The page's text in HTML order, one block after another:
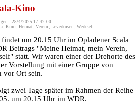
Kino
· 28/4/2025 17:42:00
, Kino , Heimat , Verein , Leverkusen , Werkself
um 20.15 Uhr im Opladener Scala
Beitrags "Meine Heimat, mein Verein,
statt. Wir waren einer der Drehorte des
Vorstellung mit einer Gruppe von
vor Ort sein.
zwei Tage später im Rahmen der Reihe
um 20.15 Uhr im WDR.